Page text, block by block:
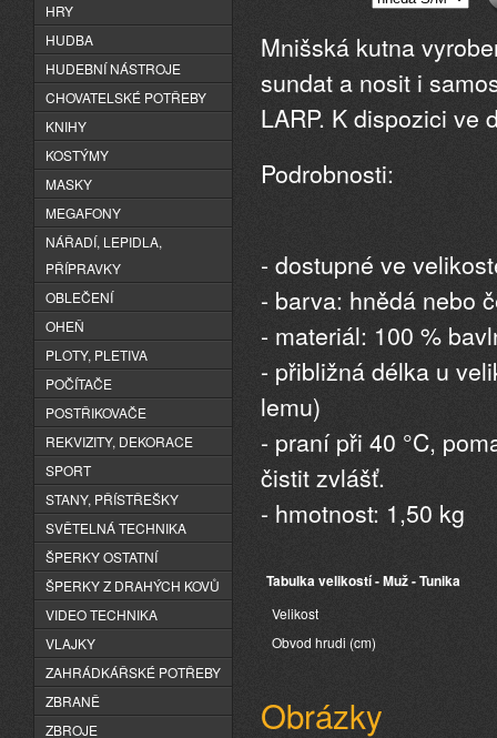
Mnišská kutna
sundat a nosit i
LARP. K dispozici ve
Podrobnosti:
- dostupné ve
- barva: hnědá nebo
- materiál: 100 %
- přibližná délka u
lemu)
- praní při 40 °C,
čistit zvlášť.
- hmotnost: 1,50 kg
Tabulka velikostí - Muž - Tunika
Velikost
Obvod hrudi (cm)
Obrázky
HRY
HUDBA
HUDEBNÍ NÁSTROJE
CHOVATELSKÉ POTŘEBY
KNIHY
KOSTÝMY
MASKY
MEGAFONY
NÁŘADÍ, LEPIDLA,
PŘÍPRAVKY
OBLEČENÍ
OHEŇ
PLOTY, PLETIVA
POČÍTAČE
POSTŘIKOVAČE
REKVIZITY, DEKORACE
SPORT
STANY, PŘÍSTŘEŠKY
SVĚTELNÁ TECHNIKA
ŠPERKY OSTATNÍ
ŠPERKY Z DRAHÝCH KOVŮ
VIDEO TECHNIKA
VLAJKY
ZAHRÁDKÁŘSKÉ POTŘEBY
ZBRANĚ
ZBROJE